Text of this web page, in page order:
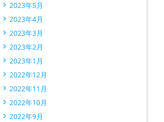
2023年5月
2023年4月
2023年3月
2023年2月
2023年1月
2022年12月
2022年11月
2022年10月
2022年9月